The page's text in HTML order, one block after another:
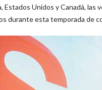
Estados Unidos y Canadá,
durante esta temporada de